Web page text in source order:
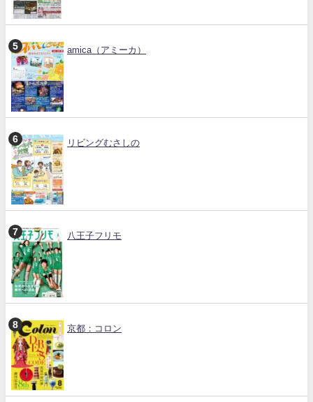
amica（アミーカ）
リビングむさしの
八王子フリモ
京都：コロン